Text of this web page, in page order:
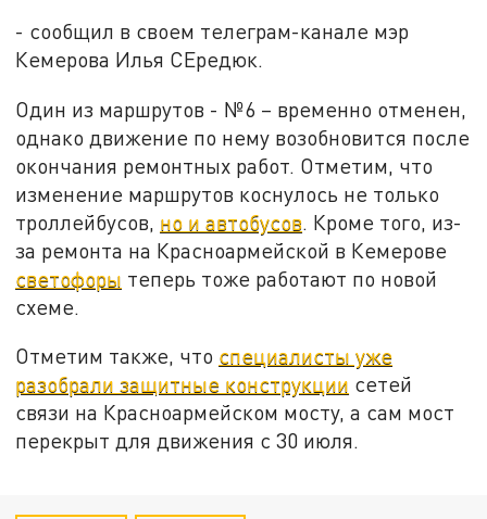
- сообщил в своем телеграм-канале мэр
Кемерова Илья СЕредюк.
Один из маршрутов - №6 – временно отменен,
однако движение по нему возобновится после
окончания ремонтных работ. Отметим, что
изменение маршрутов коснулось не только
троллейбусов, но и автобусов. Кроме того, из-
за ремонта на Красноармейской в Кемерове
светофоры теперь тоже работают по новой
схеме.
Отметим также, что специалисты уже
разобрали защитные конструкции сетей
связи на Красноармейском мосту, а сам мост
перекрыт для движения с 30 июля.